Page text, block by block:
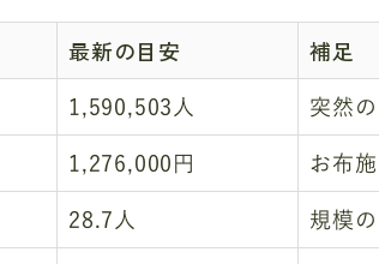
最新の目安 補足
1,590,503人 突然
1,276,000円 お布
28.7人 規模